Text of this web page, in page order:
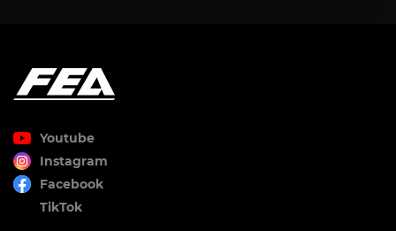
Youtube
Instagram
Facebook
TikTok